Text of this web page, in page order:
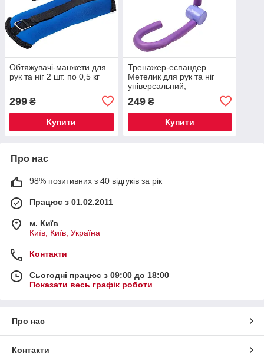
Обтяжувачі-манжети для
рук та ніг 2 шт. по 0,5 кг
299 ₴
Купити
Тренажер-еспандер
Метелик для рук та ніг
універсальний,
249₴
Купити
Про нас
98% позитивних з 40 відгуків за рік
Працює з 01.02.2011
м. Київ
Київ, Київ, Україна
Контакти
Сьогодні працює з 09:00 до 18:00
Показати весь графік роботи
Про нас
Контакти